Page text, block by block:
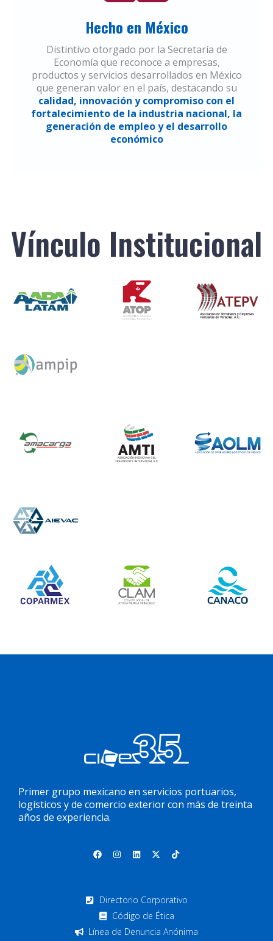
Hecho en México
Distintivo otorgado por la Secretaría de
Economía que reconoce a empresas,
productos y servicios desarrollados en México
que generan valor en el país, destacando su
calidad, innovación y compromiso con el
fortalecimiento de la industria nacional, la
generación de empleo y el desarrollo
económico
Vínculo Institucional
Primer grupo mexicano en servicios portuarios,
logísticos y de comercio exterior con más de treinta
años de experiencia.
Directorio Corporativo
Código de Ética
Línea de Denuncia Anónima